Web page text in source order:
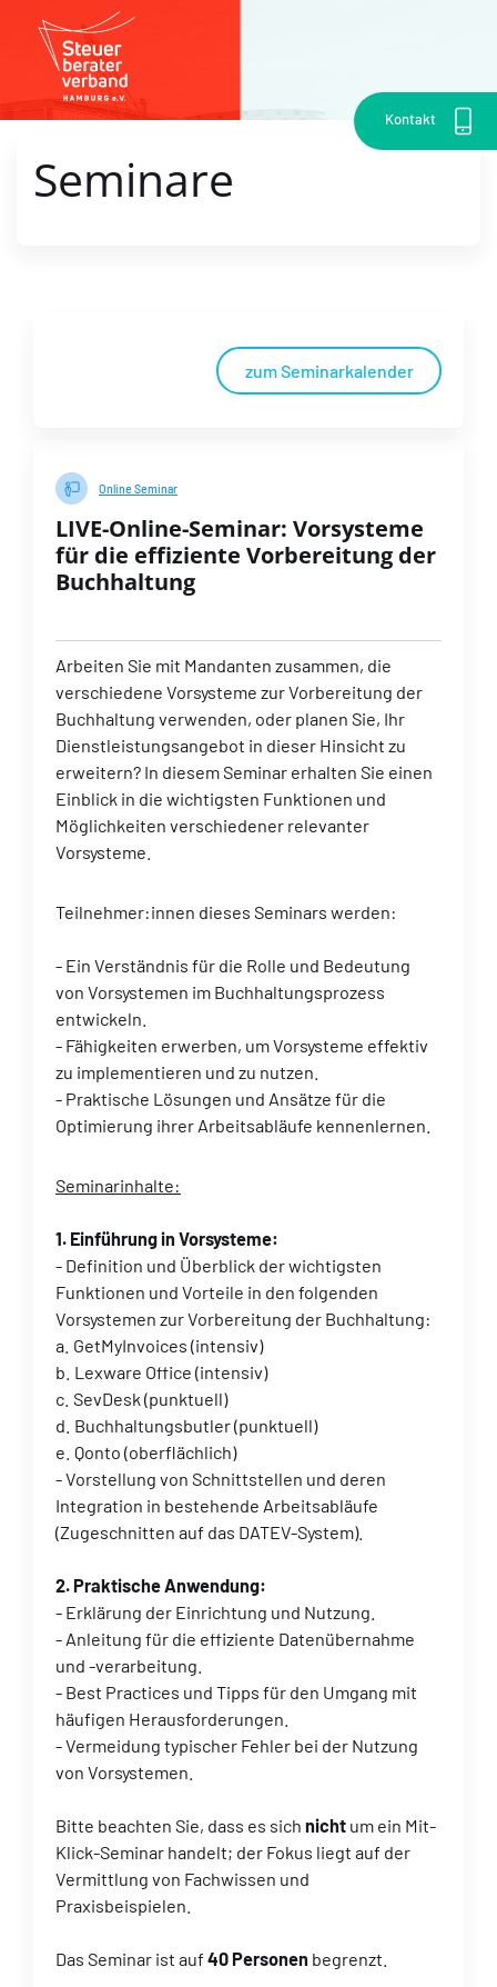
Kontakt
Seminare
zum Seminarkalender
Online Seminar
LIVE-Online-Seminar: Vorsysteme
für die effiziente Vorbereitung der
Buchhaltung
Arbeiten Sie mit Mandanten zusammen, die
verschiedene Vorsysteme zur Vorbereitung der
Buchhaltung verwenden, oder planen Sie, Ihr
Dienstleistungsangebot in dieser Hinsicht zu
erweitern? In diesem Seminar erhalten Sie einen
Einblick in die wichtigsten Funktionen und
Möglichkeiten verschiedener relevanter
Vorsysteme.
Teilnehmer:innen dieses Seminars werden:
- Ein Verständnis für die Rolle und Bedeutung
von Vorsystemen im Buchhaltungsprozess
entwickeln.
- Fähigkeiten erwerben, um Vorsysteme effektiv
zu implementieren und zu nutzen.
- Praktische Lösungen und Ansätze für die
Optimierung ihrer Arbeitsabläufe kennenlernen.
Seminarinhalte:
1. Einführung in Vorsysteme:
- Definition und Überblick der wichtigsten
Funktionen und Vorteile in den folgenden
Vorsystemen zur Vorbereitung der Buchhaltung:
a. GetMyInvoices (intensiv)
b. Lexware Office (intensiv)
c. SevDesk (punktuell)
d. Buchhaltungsbutler (punktuell)
e. Qonto (oberflächlich)
- Vorstellung von Schnittstellen und deren
Integration in bestehende Arbeitsabläufe
(Zugeschnitten auf das DATEV-System).
2. Praktische Anwendung:
- Erklärung der Einrichtung und Nutzung.
- Anleitung für die effiziente Datenübernahme
und -verarbeitung.
- Best Practices und Tipps für den Umgang mit
häufigen Herausforderungen.
- Vermeidung typischer Fehler bei der Nutzung
von Vorsystemen.
Bitte beachten Sie, dass es sich nicht um ein Mit-
Klick-Seminar handelt; der Fokus liegt auf der
Vermittlung von Fachwissen und
Praxisbeispielen.
Das Seminar ist auf 40 Personen begrenzt.